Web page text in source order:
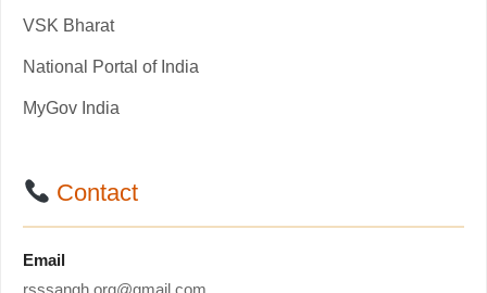
VSK Bharat
National Portal of India
MyGov India
Contact
Email